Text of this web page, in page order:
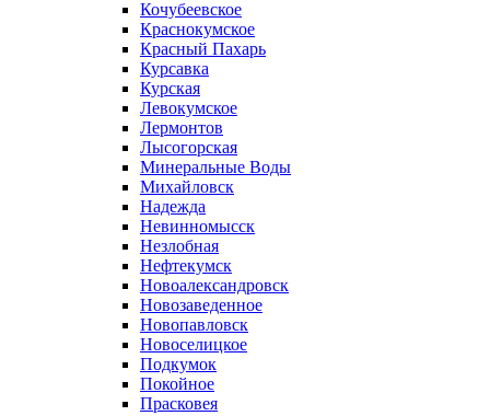
Кочубеевское
Краснокумское
Красный Пахарь
Курсавка
Курская
Левокумское
Лермонтов
Лысогорская
Минеральные Воды
Михайловск
Надежда
Невинномысск
Незлобная
Нефтекумск
Новоалександровск
Новозаведенное
Новопавловск
Новоселицкое
Подкумок
Покойное
Прасковея